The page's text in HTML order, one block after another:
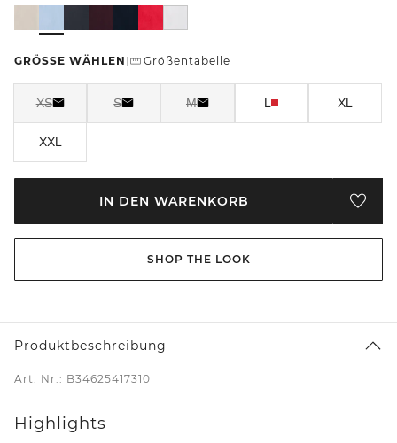
GRÖSSE WÄHLEN Größentabelle
XS S M L XL
XXL
IN DEN WARENKORB
SHOP THE LOOK
Produktbeschreibung
Art. Nr.: B34625417310
Highlights